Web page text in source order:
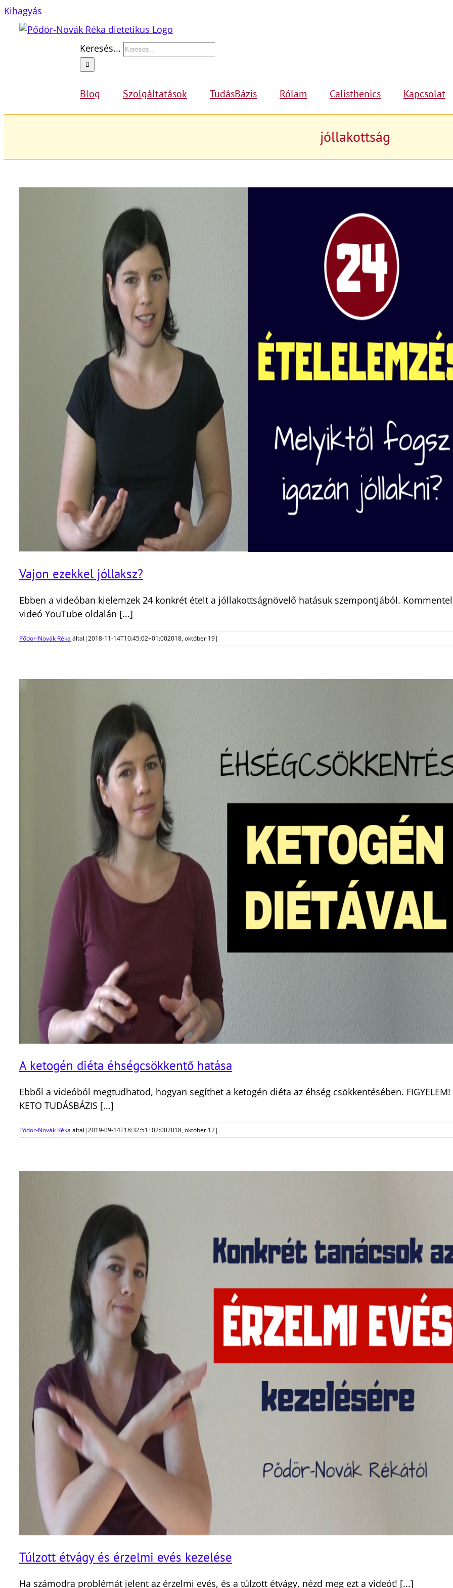
Kihagyás
Keresés...
Blog Szolgáltatások TudásBázis Rólam Calisthenics Kapcsolat
jóllakottság
Vajon ezekkel jóllaksz?
Ebben a videóban kielemzek 24 konkrét ételt a jóllakottságnövelő hatásuk szempontjából.
videó YouTube oldalán [...]
Pődör-Novák Réka által|2018-11-14T10:45:02+01:002018, október 19|
A ketogén diéta éhségcsökkentő hatása
Ebből a videóból megtudhatod, hogyan segíthet a ketogén diéta az éhség csökkentésében. FIGYELEM!
KETO TUDÁSBÁZIS [...]
Pődör-Novák Réka által|2019-09-14T18:32:51+02:002018, október 12|
Túlzott étvágy és érzelmi evés kezelése
Ha számodra problémát jelent az érzelmi evés, és a túlzott étvágy, nézd meg ezt a videót! [...]